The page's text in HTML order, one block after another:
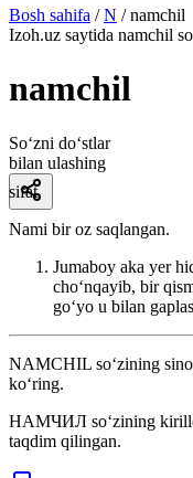
Bosh sahifa / N / namchil
Izoh.uz saytida namchil
namchil
So‘zni do‘stlar
bilan ulashing
sifat
Nami bir oz saqlangan.
Jumaboy aka yer
choʻnqayib, bir
goʻyo u bilan
NAMCHIL so‘zining
ko‘ring.
НАМЧИЛ so‘zining
taqdim qilingan.